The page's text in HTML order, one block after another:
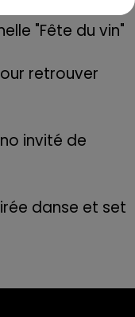
"Fête du vin"
retrouver
invité de
danse et set